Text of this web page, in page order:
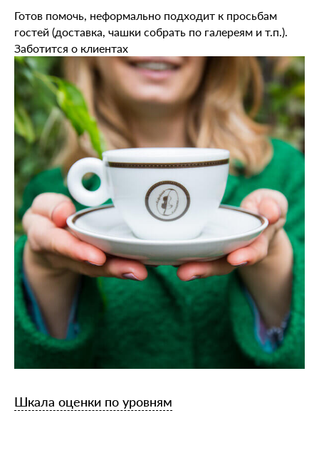
Готов помочь, неформально подходит к просьбам
гостей (доставка, чашки собрать по галереям и т.п.).
Заботится о клиентах
Шкала оценки по уровням